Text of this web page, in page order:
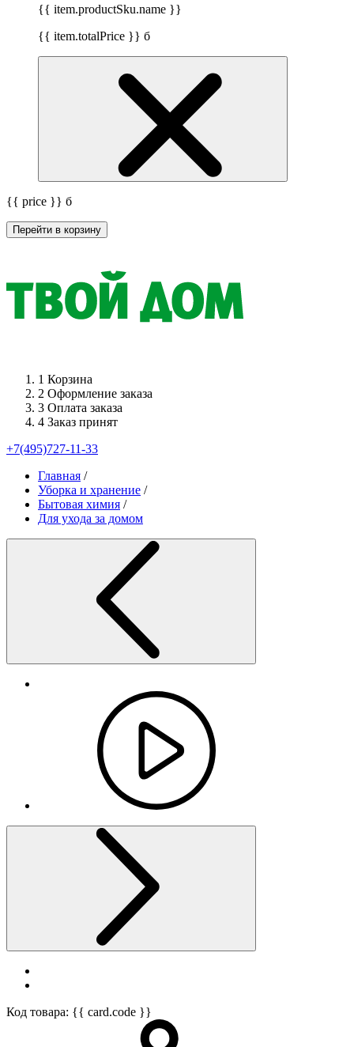
{{ item.productSku.name }}
{{ item.totalPrice }} б
{{ price }} б
Перейти в корзину
1 Корзина
2 Оформление заказа
3 Оплата заказа
4 Заказ принят
+7(495)727-11-33
Главная /
Уборка и хранение /
Бытовая химия /
Для ухода за домом
Код товара: {{ card.code }}